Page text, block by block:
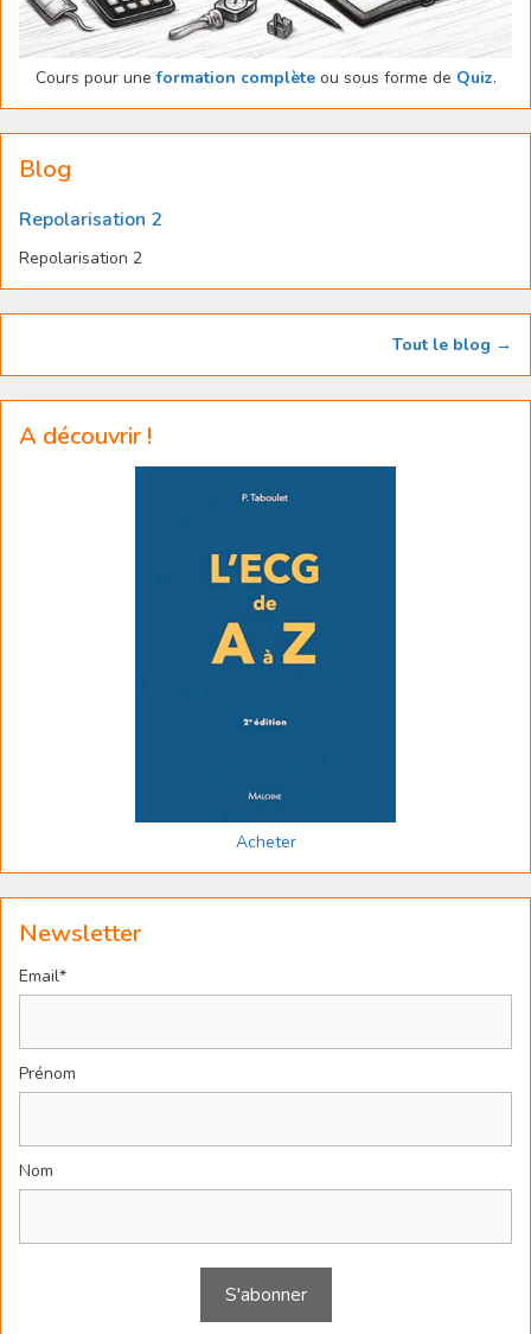
Cours pour uneformation complèteou sous forme de Quiz.
Blog
Repolarisation 2
Repolarisation 2
Tout le blog →
A découvrir !
Acheter
Newsletter
Email*
Prénom
Nom